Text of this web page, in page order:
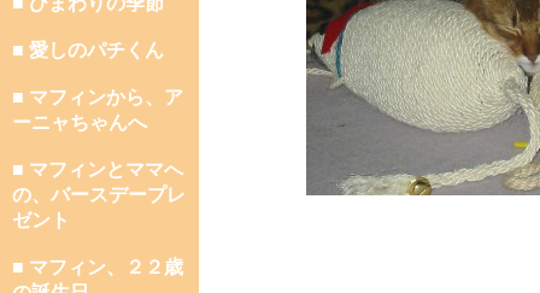
■ 愛しのパチくん
■ マフィンから、ア
ーニャちゃんへ
■ マフィンとママへ
の、バースデープレ
ゼント
■ マフィン、２２歳